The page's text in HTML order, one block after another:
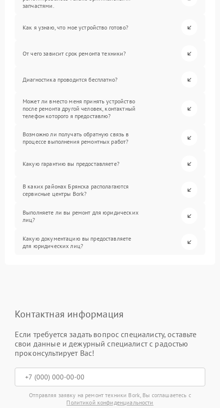
запчастями.
Как я узнаю, что мое устройство готово?
От чего зависит срок ремонта техники?
Диагностика проводится бесплатно?
Может ли вместо меня принять устройство
после ремонта другой человек, контактный
телефон которого я предоставлю?
Возможно ли получать обратную связь в
процессе выполнения ремонтных работ?
Какую гарантию вы предоставляете?
В каких районах Брянска располагаются
сервисные центры Bork?
Выполняете ли вы ремонт для юридических
лиц?
Какую документацию вы предоставляете
для юридических лиц?
Контактная информация
Если требуется задать вопрос специалисту, оставьте
свои данные и дежурный специалист с радостью
проконсультирует Вас!
Отправляя заявку на ремонт техники Bork, Вы соглашаетесь с
Политикой конфиденциальности